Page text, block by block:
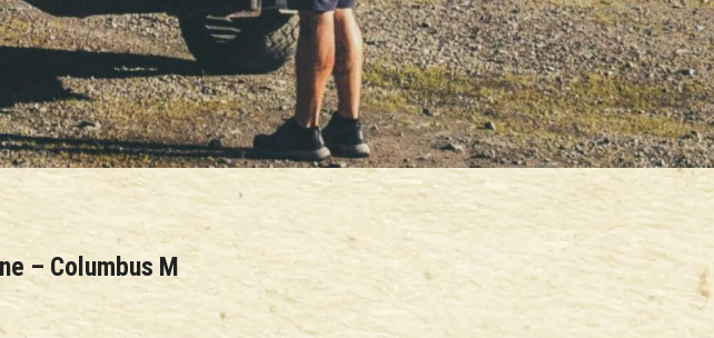
– Columbus M